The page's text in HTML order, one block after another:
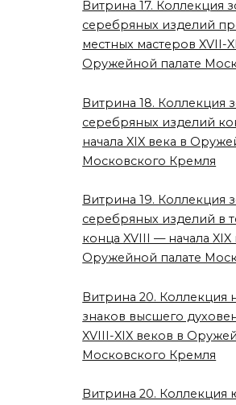
Витрина 17. Коллекция
серебряных изделий
местных мастеров XVII-
Оружейной палате
Витрина 18. Коллекция
серебряных изделий
начала XIX века в
Московского Кремля
Витрина 19. Коллекция
серебряных изделий в
конца XVIII — начала XIX
Оружейной палате
Витрина 20. Коллекция
знаков высшего
XVIII-XIX веков в
Московского Кремля
Витрина 20. Коллекция